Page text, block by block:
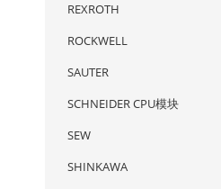
REXROTH
ROCKWELL
SAUTER
SCHNEIDER CPU模块
SEW
SHINKAWA